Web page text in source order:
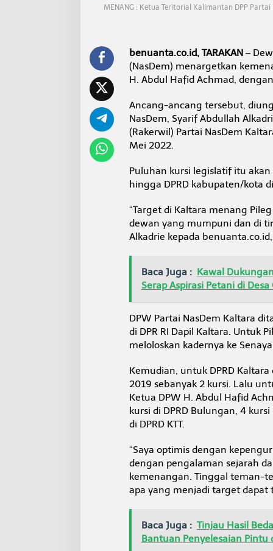
a
R
D
J
a
i
a
r
g
t
N
a
D
e
m
MENANG : Ketua Teritorial Kalimantan DPP
benuanta.co.id, TARAKAN–
(NasDem) menargetkan
H. Abdul Hafid Achmad,
Ancang-ancang tersebut,
NasDem, Syarif Abdullah
(Rakerwil) Partai NasDem
Mei 2022.
Puluhan kursi legislatif itu akan
hingga DPRD kabupaten/kota
“Target di Kaltara menang
dewan yang mumpuni dan di
Alkadrie kepada
Baca Juga : Kawal
Serap Aspirasi Petani di
DPW Partai NasDem Kaltara
di DPR RI Dapil Kaltara. Untuk
meloloskan kadernya ke
Kemudian, untuk DPRD
2019 sebanyak 2 kursi. Lalu
Ketua DPW H. Abdul Hafid
kursi di DPRD Bulungan, 4
di DPRD KTT.
“Saya optimis dengan
dengan pengalaman sejarah
kemenangan. Tinggal teman-
apa yang menjadi target dapat
Baca Juga : Tinjau Hasil
Bantuan Penyelesaian Pintu